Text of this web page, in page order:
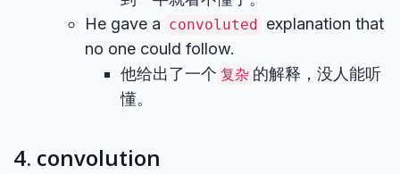
He gave a convoluted explanation that
no one could follow.
他给出了一个 复杂 的解释，没人能听
懂。
4. convolution